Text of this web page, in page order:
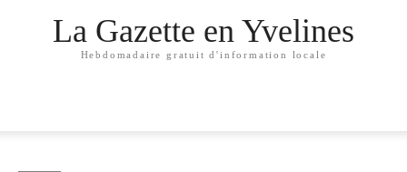
La Gazette en Yvelines
Hebdomadaire gratuit d'information locale